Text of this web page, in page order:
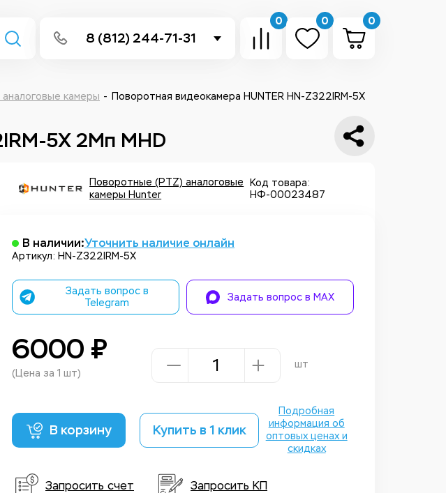
8 (812) 244-71-31
Написать в Telegram
0 0 0
камеры
Поворотная видеокамера HUNTER HN-Z322IRM-5X
5X 2Мп MHD
Поворотные (PTZ) аналоговые
камеры Hunter
Код товара:
НФ-00023487
В наличии:Уточнить наличие онлайн
Артикул: HN-Z322IRM-5X
Задать вопрос в
Telegram
Задать вопрос в MAX
6000 ₽
(Цена за 1 шт)
шт
В корзину Купить в 1 клик
Подробная
информация об
оптовых ценах и
скидках
Запросить счет Запросить КП